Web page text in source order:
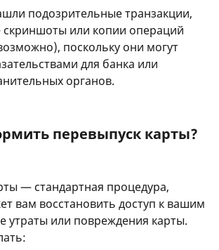
подозрительные транзакции,
скриншоты или копии операций
поскольку они могут
для банка или
органов.
перевыпуск карты?
— стандартная процедура,
вам восстановить доступ к вашим
утраты или повреждения карты.